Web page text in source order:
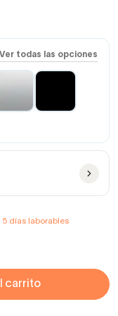
Ver todas las opciones
días laborables
carrito